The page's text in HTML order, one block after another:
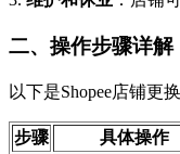
二、操作步骤详解
以下是Shopee店铺更
步骤 具体操作